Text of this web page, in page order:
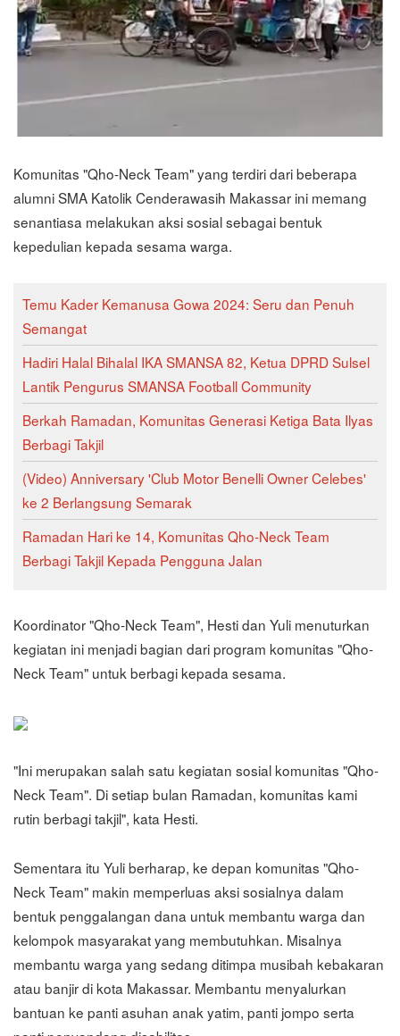
Komunitas "Qho-Neck Team" yang terdiri dari beberapa
alumni SMA Katolik Cenderawasih Makassar ini memang
senantiasa melakukan aksi sosial sebagai bentuk
kepedulian kepada sesama warga.
Temu Kader Kemanusa Gowa 2024: Seru dan Penuh
Semangat
Hadiri Halal Bihalal IKA SMANSA 82, Ketua DPRD Sulsel
Lantik Pengurus SMANSA Football Community
Berkah Ramadan, Komunitas Generasi Ketiga Bata Ilyas
Berbagi Takjil
(Video) Anniversary 'Club Motor Benelli Owner Celebes'
ke 2 Berlangsung Semarak
Ramadan Hari ke 14, Komunitas Qho-Neck Team
Berbagi Takjil Kepada Pengguna Jalan
Koordinator "Qho-Neck Team", Hesti dan Yuli menuturkan
kegiatan ini menjadi bagian dari program komunitas "Qho-
Neck Team" untuk berbagi kepada sesama.
"Ini merupakan salah satu kegiatan sosial komunitas "Qho-
Neck Team". Di setiap bulan Ramadan, komunitas kami
rutin berbagi takjil", kata Hesti.
Sementara itu Yuli berharap, ke depan komunitas "Qho-
Neck Team" makin memperluas aksi sosialnya dalam
bentuk penggalangan dana untuk membantu warga dan
kelompok masyarakat yang membutuhkan. Misalnya
membantu warga yang sedang ditimpa musibah kebakaran
atau banjir di kota Makassar. Membantu menyalurkan
bantuan ke panti asuhan anak yatim, panti jompo serta